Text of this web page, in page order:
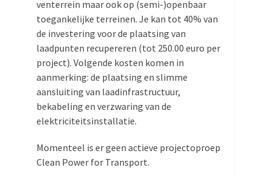
ven­terrein maar ook op (semi-)openbaar
toegan­ke­lijke terreinen. Je kan tot 40% van
de inves­tering voor de plaatsing van
laadpunten recupe­reren (tot 250.00 euro per
project). Volgende kosten komen in
aanmerking: de plaatsing en slimme
aansluiting van laadinfrastructuur,
bekabeling en verzwaring van de
elektriciteitsinstallatie.
Momenteel is er geen actieve projec­toproep
Clean Power for Transport.